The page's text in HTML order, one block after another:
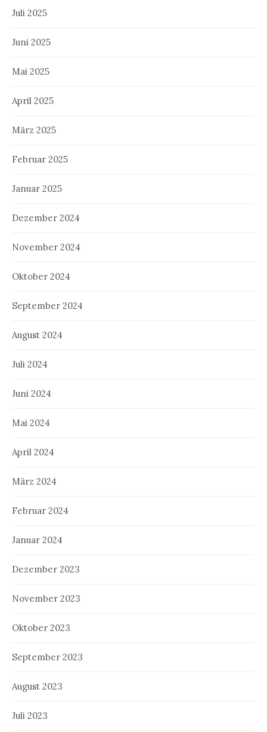
Juli 2025
Juni 2025
Mai 2025
April 2025
März 2025
Februar 2025
Januar 2025
Dezember 2024
November 2024
Oktober 2024
September 2024
August 2024
Juli 2024
Juni 2024
Mai 2024
April 2024
März 2024
Februar 2024
Januar 2024
Dezember 2023
November 2023
Oktober 2023
September 2023
August 2023
Juli 2023